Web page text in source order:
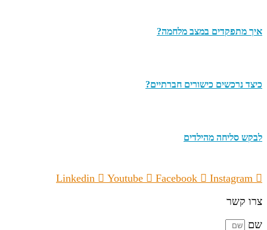
איך מתפקדים במצב מלחמה?
כיצד נרכשים כישורים חברתיים?
לבקש סליחה מהילדים
Linkedin Youtube Facebook
Instagram
צרו קשר
שם